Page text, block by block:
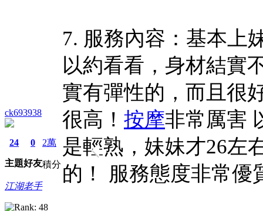
ck693938
24
主題
0
好友
2萬
積分
江湖老手
7. 服務內容：基本上
以約看看，身材結實
實有彈性的，而且很
很高！ 按摩非常厲害
是輕熟，妹妹才26左
的！ 服務態度非常優